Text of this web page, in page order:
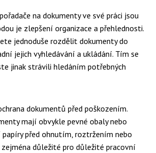
na dokumenty ve své práci jsou
je zlepšení organizace a přehlednosti.
jednoduše rozdělit dokumenty do
jejich vyhledávání a ukládání. Tím se
jinak strávili hledáním potřebných
dokumentů před poškozením.
mají obvykle pevné obaly nebo
papíry před ohnutím, roztržením nebo
zejména důležité pro důležité pracovní